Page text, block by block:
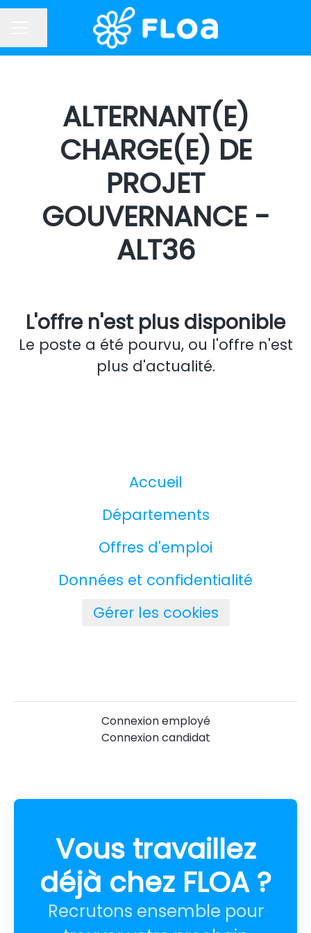
Partager la page
ALTERNANT(E)
CHARGE(E) DE
PROJET
GOUVERNANCE -
ALT36
L'offre n'est plus disponible
Le poste a été pourvu, ou l'offre n'est
plus d'actualité.
Accueil
Départements
Offres d'emploi
Données et confidentialité
Gérer les cookies
Connexion employé
Connexion candidat
Vous travaillez
déjà chez FLOA ?
Recrutons ensemble pour